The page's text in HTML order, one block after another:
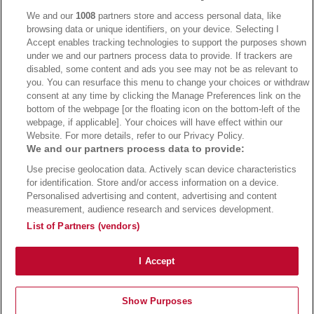
→Bwin Bonus →Bwin besuchen
Alle Anbieter auf dieser Webseite sind offiziell in Deutschland
Bundesligatrend Fussball Bundesliga Tipps
Verantwortung!
We and our1008 partners store and access personal data, like
browsing data or unique identifiers, on your device. Selecting I
Accept enables tracking technologies to support the purposes shown
under we and our partners process data to provide. If trackers are
disabled, some content and ads you see may not be as relevant to
you. You can resurface this menu to change your choices or withdraw
consent at any time by clicking the Manage Preferences link on the
bottom of the webpage [or the floating icon on the bottom-left of the
webpage, if applicable]. Your choices will have effect within our
Website. For more details, refer to our Privacy Policy.
We and our partners process data to provide:
Use precise geolocation data. Actively scan device characteristics
for identification. Store and/or access information on a device.
Personalised advertising and content, advertising and content
measurement, audience research and services development.
List of Partners (vendors)
I Accept
Show Purposes